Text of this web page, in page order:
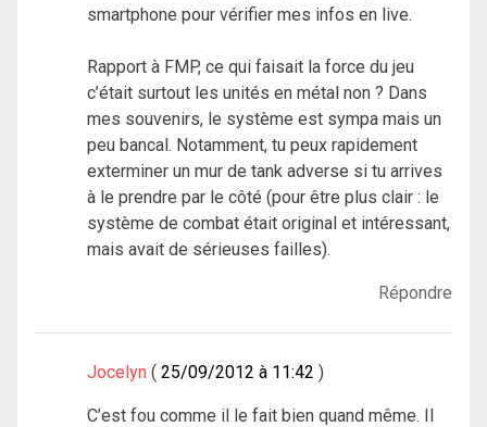
smartphone pour vérifier mes infos en live.
Rapport à FMP, ce qui faisait la force du jeu
c’était surtout les unités en métal non ? Dans
mes souvenirs, le système est sympa mais un
peu bancal. Notamment, tu peux rapidement
exterminer un mur de tank adverse si tu arrives
à le prendre par le côté (pour être plus clair : le
système de combat était original et intéressant,
mais avait de sérieuses failles).
Répondre
Jocelyn 25/09/2012 à 11:42
C’est fou comme il le fait bien quand même. Il